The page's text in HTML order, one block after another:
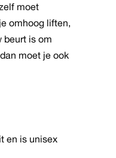
productpagina
moet
omhoog liften,
beurt is om
moet je ook
en is unisex